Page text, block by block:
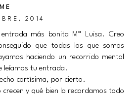
2014
más bonita Mª Luisa. Creo
que todas las que somos
haciendo un recorrido mental
leíamos tu entrada.
cortísima, por cierto.
crecen y qué bien lo recordamos todo